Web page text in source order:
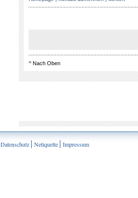
^ Nach Oben
Datenschutz Netiquette Impressum